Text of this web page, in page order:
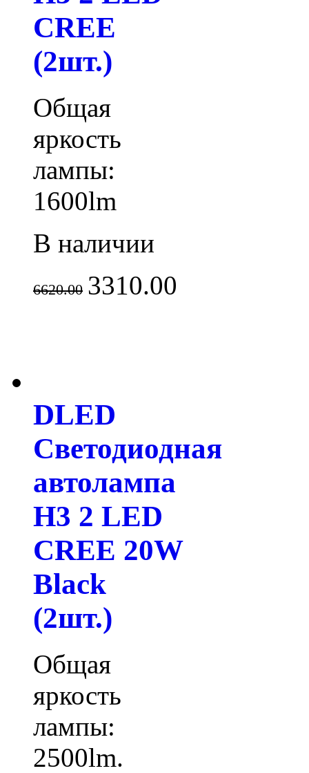
CREE
(2шт.)
Общая
яркость
лампы:
1600lm
В наличии
6620.00 3310.00
DLED
Светодиодная
автолампа
H3 2 LED
CREE 20W
Black
(2шт.)
Общая
яркость
лампы:
2500lm.